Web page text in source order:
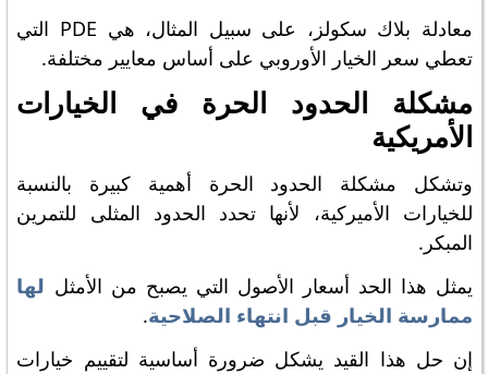
معادلة بلاك سكولز، على سبيل المثال، هي PDE التي
تعطي سعر الخيار الأوروبي على أساس معايير مختلفة.
مشكلة الحدود الحرة في الخيارات
الأمريكية
وتشكل مشكلة الحدود الحرة أهمية كبيرة بالنسبة
للخيارات الأميركية، لأنها تحدد الحدود المثلى للتمرين
المبكر.
يمثل هذا الحد أسعار الأصول التي يصبح من الأمثل لها
ممارسة الخيار قبل انتهاء الصلاحية.
إن حل هذا القيد يشكل ضرورة أساسية لتقييم خيارات